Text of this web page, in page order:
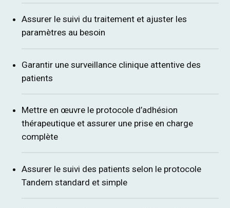
Assurer le suivi du traitement et ajuster les
paramètres au besoin
Garantir une surveillance clinique attentive des
patients
Mettre en œuvre le protocole d’adhésion
thérapeutique et assurer une prise en charge
complète
Assurer le suivi des patients selon le protocole
Tandem standard et simple